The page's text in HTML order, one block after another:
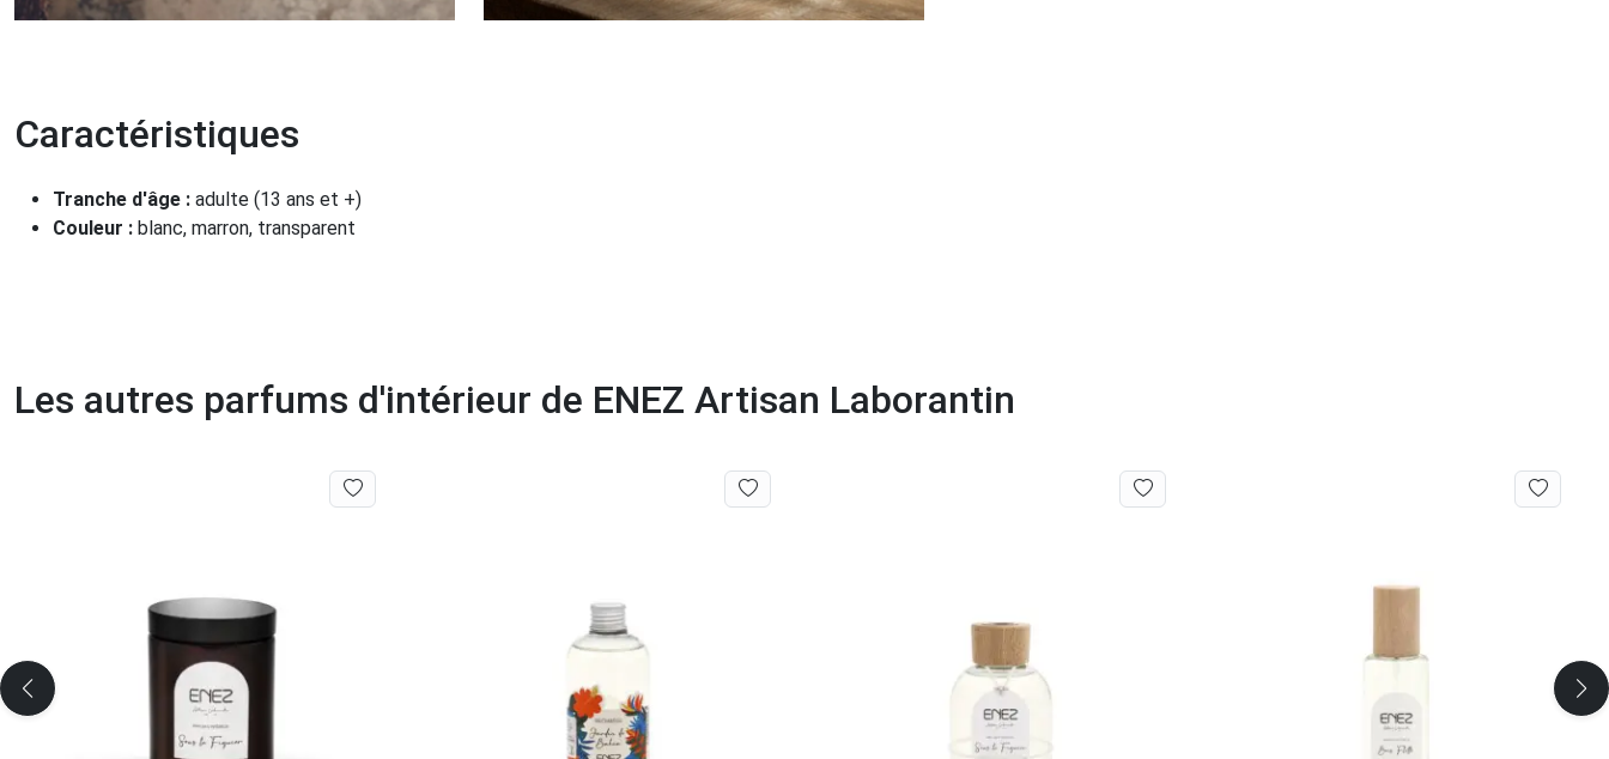
Caractéristiques
Tranche d'âge : adulte (13 ans et +)
Couleur : blanc, marron, transparent
Les autres parfums d'intérieur de ENEZ Artisan Laborantin